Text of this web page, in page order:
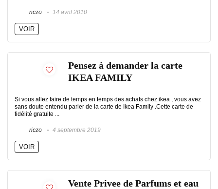
riczo 14 avril 2010
VOIR
Pensez à demander la carte
IKEA FAMILY
Si vous allez faire de temps en temps des achats chez ikea , vous avez
sans doute entendu parler de la carte de Ikea Family .Cette carte de
fidélité gratuite ...
riczo 4 septembre 2019
VOIR
Vente Privee de Parfums et eau